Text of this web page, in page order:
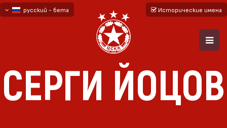
русский - бета
Исторические имена
СЕРГИ ЙОЦОВ